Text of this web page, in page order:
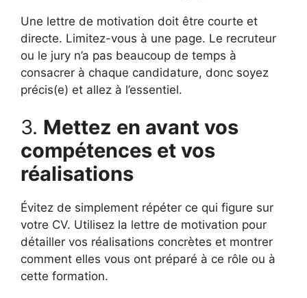
Une lettre de motivation doit être courte et
directe. Limitez-vous à une page. Le recruteur
ou le jury n’a pas beaucoup de temps à
consacrer à chaque candidature, donc soyez
précis(e) et allez à l’essentiel.
3. Mettez en avant vos
compétences et vos
réalisations
Évitez de simplement répéter ce qui figure sur
votre CV. Utilisez la lettre de motivation pour
détailler vos réalisations concrètes et montrer
comment elles vous ont préparé à ce rôle ou à
cette formation.